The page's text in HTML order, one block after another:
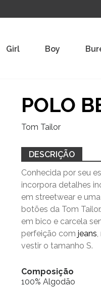
Girl Boy
POLO
Tom Tailor
DESCRIÇÃO
Conhecida por seu
incorpora detalhes
em streetwear e
botões da Tom
em bico e carcela
perfeição comjeans
vestir o tamanho S.
Composição
100% Algodão